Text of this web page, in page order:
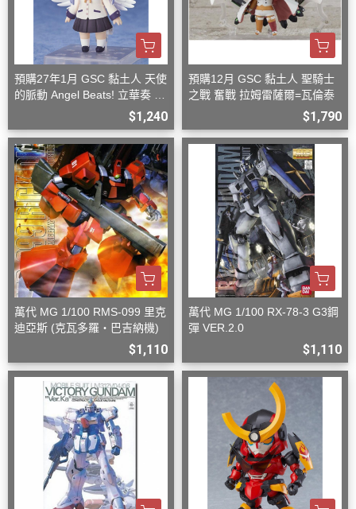
預購27年1月 GSC 黏土人 天使
的脈動 Angel Beats! 立華奏 再
$1,240
預購12月 GSC 黏土人 聖騎士
之戰 奮戰 拉姆雷薩爾=瓦倫泰
$1,790
萬代 MG 1/100 RMS-099 里克
迪亞斯 (克瓦多羅・巴吉納機)
$1,110
萬代 MG 1/100 RX-78-3 G3鋼
彈 VER.2.0
$1,110